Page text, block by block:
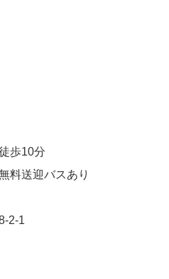
歩10分
料送迎バスあり
2-1